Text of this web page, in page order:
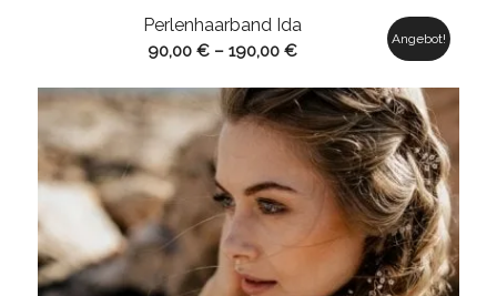
Perlenhaarband Ida
90,00 €– 190,00 €
Angebot!